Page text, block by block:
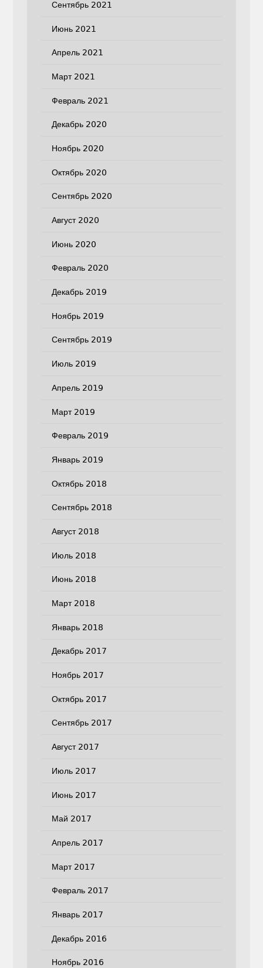
Сентябрь 2021
Июнь 2021
Апрель 2021
Март 2021
Февраль 2021
Декабрь 2020
Ноябрь 2020
Октябрь 2020
Сентябрь 2020
Август 2020
Июнь 2020
Февраль 2020
Декабрь 2019
Ноябрь 2019
Сентябрь 2019
Июль 2019
Апрель 2019
Март 2019
Февраль 2019
Январь 2019
Октябрь 2018
Сентябрь 2018
Август 2018
Июль 2018
Июнь 2018
Март 2018
Январь 2018
Декабрь 2017
Ноябрь 2017
Октябрь 2017
Сентябрь 2017
Август 2017
Июль 2017
Июнь 2017
Май 2017
Апрель 2017
Март 2017
Февраль 2017
Январь 2017
Декабрь 2016
Ноябрь 2016